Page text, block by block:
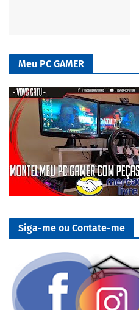
Meu PC GAMER
Siga-me ou Contate-me